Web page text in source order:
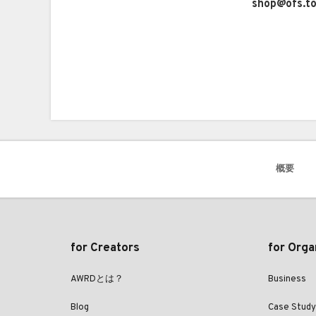
概要
for Creators
AWRDとは？
Blog
for
Business
Case Study